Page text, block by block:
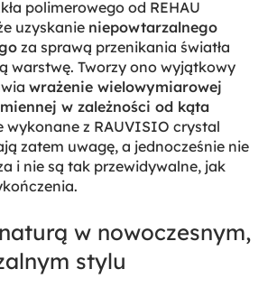
polimerowego od REHAU
uzyskanie niepowtarzalnego
za sprawą przenikania światła
warstwę. Tworzy ono wyjątkowy
wrażenie wielowymiarowej
w zależności od kąta
wykonane z RAUVISIO crystal
zatem uwagę, a jednocześnie nie
i nie są tak przewidywalne, jak
w nowoczesnym,
stylu